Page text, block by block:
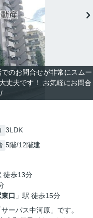
のお問合せが非常にスムー
丈夫です！ お気軽にお問合
3LDK
5階/12階建
徒歩13分
口 」駅 徒歩15分
ーパス中河原」です。